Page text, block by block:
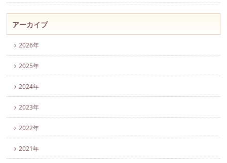
アーカイブ
2026年
2025年
2024年
2023年
2022年
2021年